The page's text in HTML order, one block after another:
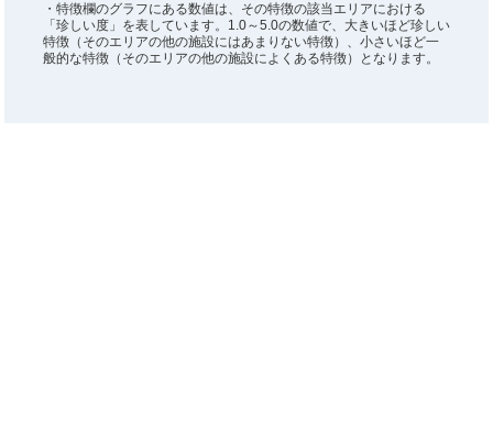
・特徴欄のグラフにある数値は、その特徴の該当エリアにおける
「珍しい度」を表しています。1.0～5.0の数値で、大きいほど珍しい
特徴（そのエリアの他の施設にはあまりない特徴）、小さいほど一
般的な特徴（そのエリアの他の施設によくある特徴）となります。